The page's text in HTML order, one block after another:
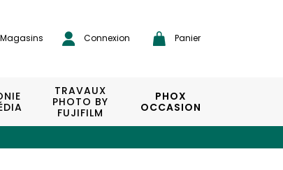
Magasins Connexion Panier
TRAVAUX
PHOTO BY
FUJIFILM
PHOX
OCCASION